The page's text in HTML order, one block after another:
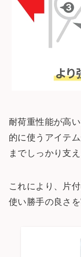
耐荷重性能が高
的に使うアイテ
までしっかり支
これにより、片
使い勝手の良さを